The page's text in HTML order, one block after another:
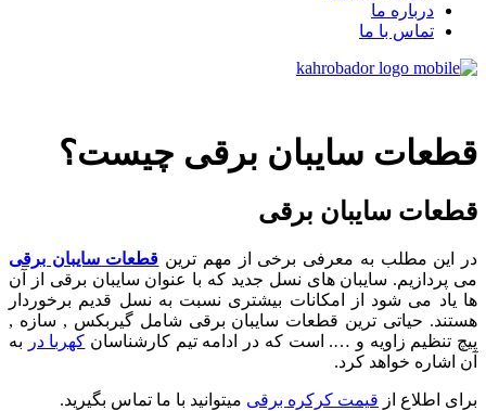
درباره ما
تماس با ما
قطعات سایبان برقی چیست؟
قطعات سایبان برقی
در این مطلب به معرفی برخی از مهم ترین قطعات سایبان برقی
می پردازیم. سایبان های نسل جدید که با عنوان سایبان برقی از آن
ها یاد می شود از امکانات بیشتری نسبت به نسل قدیم برخوردار
هستند. حیاتی ترین قطعات سایبان برقی شامل گیربکس , سازه ,
پیچ تنظیم زاویه و …. است که در ادامه تیم کارشناسان کهربا در
به
آن اشاره خواهد کرد.
برای اطلاع از قیمت کرکره برقی میتوانید با ما تماس بگیرید.